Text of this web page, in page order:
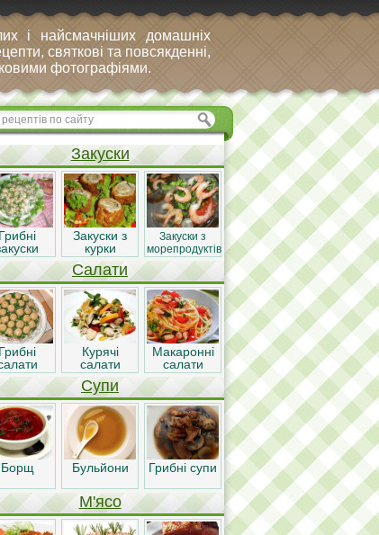
і найсмачніших домашніх
святкові та повсякденні,
фотографіями.
Закуски
Грибні
Закуски з
курки
Закуски з
морепродуктів
Салати
Грибні
Курячі
салати
Макаронні
салати
Супи
Борщ Бульйони Грибні супи
М'ясо